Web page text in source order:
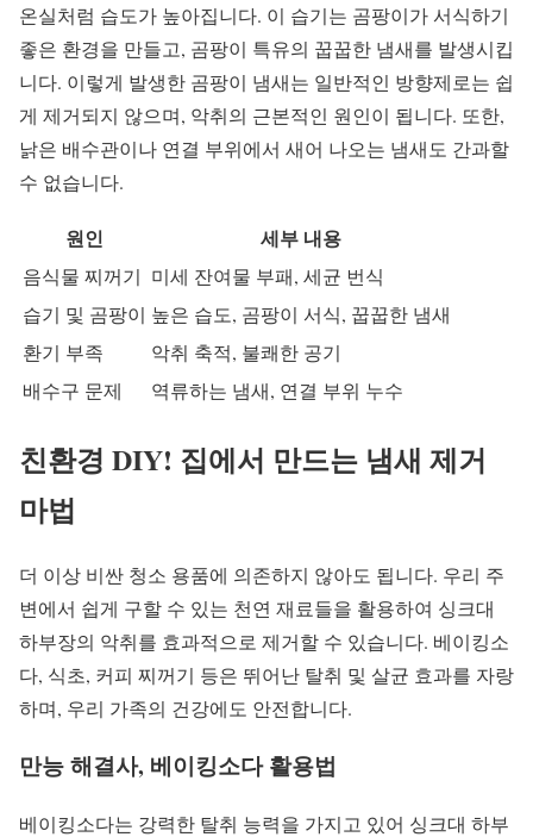
온실처럼 습도가 높아집니다. 이 습기는 곰팡이가 서식하기
좋은 환경을 만들고, 곰팡이 특유의 꿉꿉한 냄새를 발생시킵
니다. 이렇게 발생한 곰팡이 냄새는 일반적인 방향제로는 쉽
게 제거되지 않으며, 악취의 근본적인 원인이 됩니다. 또한,
낡은 배수관이나 연결 부위에서 새어 나오는 냄새도 간과할
수 없습니다.
원인 세부 내용
음식물 찌꺼기 미세 잔여물 부패, 세균 번식
습기 및 곰팡이 높은 습도, 곰팡이 서식, 꿉꿉한 냄새
환기 부족
악취 축적, 불쾌한 공기
배수구 문제
역류하는 냄새, 연결 부위 누수
친환경 DIY! 집에서 만드는 냄새 제거
마법
더 이상 비싼 청소 용품에 의존하지 않아도 됩니다. 우리 주
변에서 쉽게 구할 수 있는 천연 재료들을 활용하여 싱크대
하부장의 악취를 효과적으로 제거할 수 있습니다. 베이킹소
다, 식초, 커피 찌꺼기 등은 뛰어난 탈취 및 살균 효과를 자랑
하며, 우리 가족의 건강에도 안전합니다.
만능 해결사, 베이킹소다 활용법
베이킹소다는 강력한 탈취 능력을 가지고 있어 싱크대 하부